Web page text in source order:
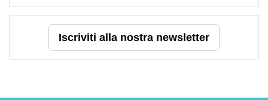
Iscriviti alla nostra newsletter